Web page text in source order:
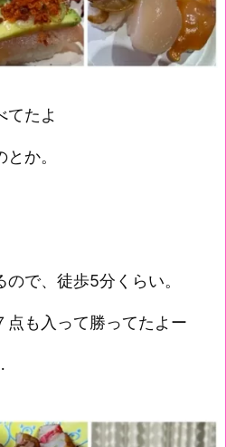
てたよ
か。
で、徒歩5分くらい。
点も入って勝ってたよー